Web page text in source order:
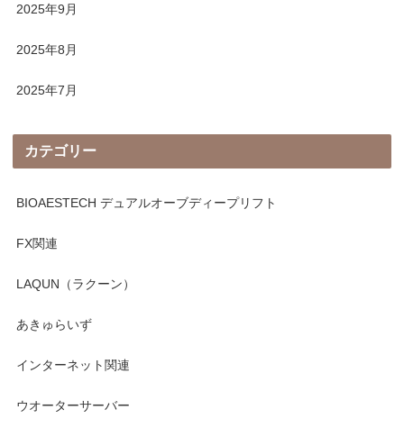
2025年9月
2025年8月
2025年7月
カテゴリー
BIOAESTECH デュアルオーブディープリフト
FX関連
LAQUN（ラクーン）
あきゅらいず
インターネット関連
ウオーターサーバー